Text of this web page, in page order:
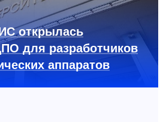
открылась
для разработчиков
аппаратов